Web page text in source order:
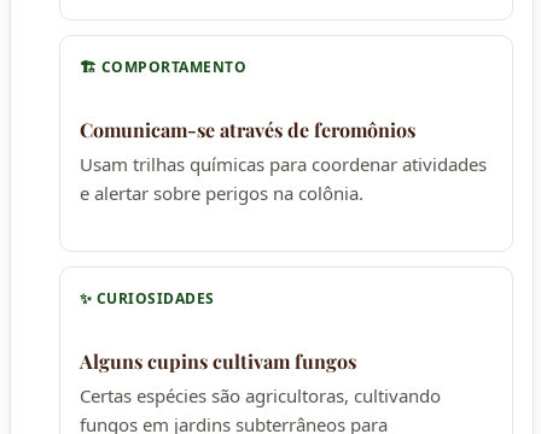
🏗️ COMPORTAMENTO
Comunicam-se através de feromônios
Usam trilhas químicas para coordenar atividades
e alertar sobre perigos na colônia.
✨ CURIOSIDADES
Alguns cupins cultivam fungos
Certas espécies são agricultoras, cultivando
fungos em jardins subterrâneos para